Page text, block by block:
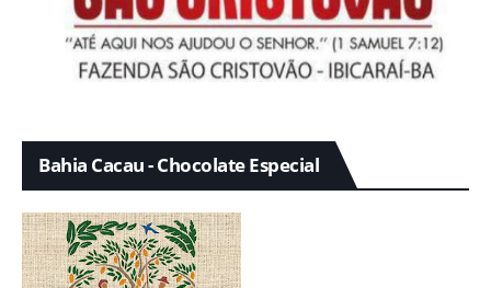
Bahia Cacau - Chocolate Especial